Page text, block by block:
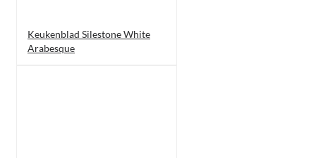
Keukenblad Silestone White
Arabesque